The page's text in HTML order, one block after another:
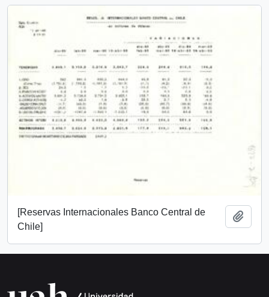
[Reservas Internacionales Banco Central de
Chile]